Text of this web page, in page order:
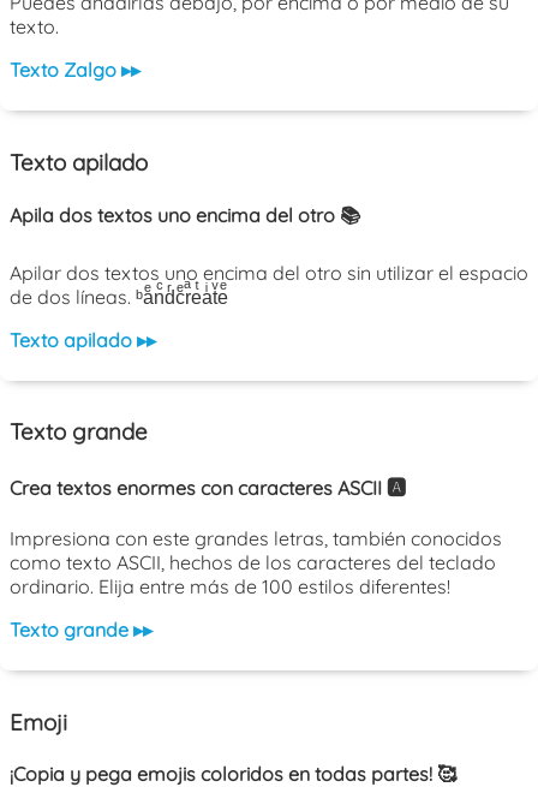
texto.
Texto Zalgo ▸▸
Texto apilado
Apila dos textos uno encima del otro 📚
Apilar dos textos uno encima del otro sin utilizar el espacio
de dos líneas. ᵇaͤnͨdͬcͤrͣeͭaͥtͮeͤ
Texto apilado ▸▸
Texto grande
Crea textos enormes con caracteres ASCII 🅰️
Impresiona con este grandes letras, también conocidos
como texto ASCII, hechos de los caracteres del teclado
ordinario. Elija entre más de 100 estilos diferentes!
Texto grande ▸▸
Emoji
¡Copia y pega emojis coloridos en todas partes! 🥰